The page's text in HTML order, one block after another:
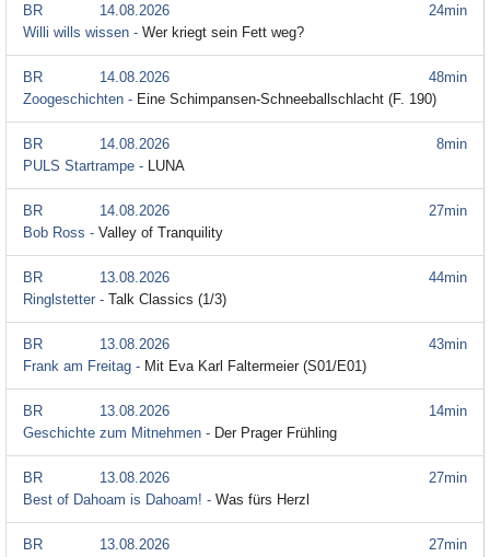
24min
BR
14.08.2026
Willi wills wissen - Wer kriegt sein Fett weg?
48min
BR
14.08.2026
Zoogeschichten - Eine Schimpansen-Schneeballschlacht (F. 190)
8min
BR
14.08.2026
PULS Startrampe - LUNA
27min
BR
14.08.2026
Bob Ross - Valley of Tranquility
44min
BR
13.08.2026
Ringlstetter - Talk Classics (1/3)
43min
BR
13.08.2026
Frank am Freitag - Mit Eva Karl Faltermeier (S01/E01)
14min
BR
13.08.2026
Geschichte zum Mitnehmen - Der Prager Frühling
27min
BR
13.08.2026
Best of Dahoam is Dahoam! - Was fürs Herzl
27min
BR
13.08.2026